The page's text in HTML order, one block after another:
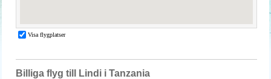
Billiga flyg till Lindi i Tanzania